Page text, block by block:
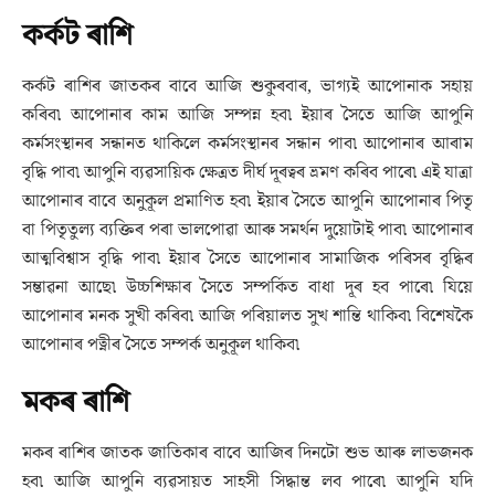
কৰ্কট ৰাশি
কৰ্কট ৰাশিৰ জাতকৰ বাবে আজি শুকুৰবাৰ, ভাগ্যই আপোনাক সহায়
কৰিব৷ আপোনাৰ কাম আজি সম্পন্ন হব৷ ইয়াৰ সৈতে আজি আপুনি
কৰ্মসংস্থানৰ সন্ধানত থাকিলে কৰ্মসংস্থানৰ সন্ধান পাব৷ আপোনাৰ আৰাম
বৃদ্ধি পাব৷ আপুনি ব্যৱসায়িক ক্ষেত্ৰত দীৰ্ঘ দূৰত্বৰ ভ্ৰমণ কৰিব পাৰে৷ এই যাত্ৰা
আপোনাৰ বাবে অনুকূল প্ৰমাণিত হব৷ ইয়াৰ সৈতে আপুনি আপোনাৰ পিতৃ
বা পিতৃতুল্য ব্যক্তিৰ পৰা ভালপোৱা আৰু সমৰ্থন দুয়োটাই পাব৷ আপোনাৰ
আত্মবিশ্বাস বৃদ্ধি পাব৷ ইয়াৰ সৈতে আপোনাৰ সামাজিক পৰিসৰ বৃদ্ধিৰ
সম্ভাৱনা আছে৷ উচ্চশিক্ষাৰ সৈতে সম্পৰ্কিত বাধা দূৰ হব পাৰে৷ যিয়ে
আপোনাৰ মনক সুখী কৰিব৷ আজি পৰিয়ালত সুখ শান্তি থাকিব৷ বিশেষকৈ
আপোনাৰ পত্নীৰ সৈতে সম্পৰ্ক অনুকূল থাকিব৷
মকৰ ৰাশি
মকৰ ৰাশিৰ জাতক জাতিকাৰ বাবে আজিৰ দিনটো শুভ আৰু লাভজনক
হব৷ আজি আপুনি ব্যৱসায়ত সাহসী সিদ্ধান্ত লব পাৰে৷ আপুনি যদি